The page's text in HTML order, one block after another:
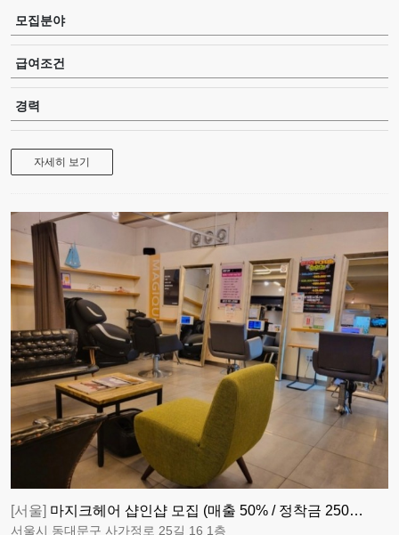
모집분야
급여조건
경력
자세히 보기
[서울] 마지크헤어 샵인샵 모집 (매출 50% / 정착금 250…
서울시 동대문구 사가정로 25길 16 1층